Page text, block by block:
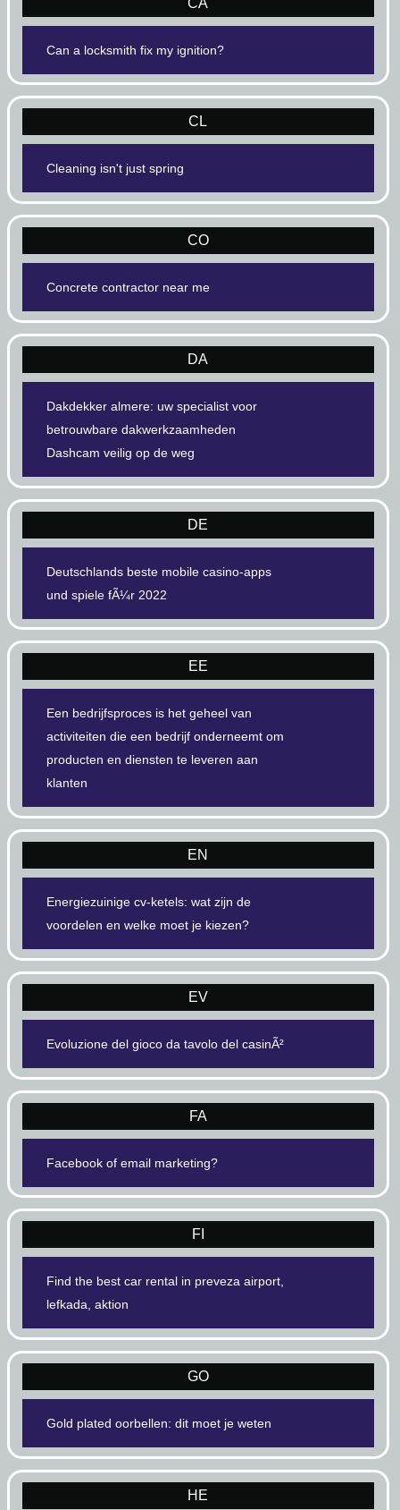
Can a locksmith fix my ignition?
CL
Cleaning isn't just spring
CO
Concrete contractor near me
DA
Dakdekker almere: uw specialist voor
betrouwbare dakwerkzaamheden
Dashcam veilig op de weg
DE
Deutschlands beste mobile casino-apps
und spiele fÃ¼r 2022
EE
Een bedrijfsproces is het geheel van
activiteiten die een bedrijf onderneemt om
producten en diensten te leveren aan
klanten
EN
Energiezuinige cv-ketels: wat zijn de
voordelen en welke moet je kiezen?
EV
Evoluzione del gioco da tavolo del casinÃ²
FA
Facebook of email marketing?
FI
Find the best car rental in preveza airport,
lefkada, aktion
GO
Gold plated oorbellen: dit moet je weten
HE